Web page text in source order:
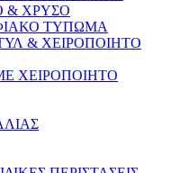
& ΧΡΥΣΟ
ΤΥΠΩΜΑ
& ΧΕΙΡΟΠΟΙΗΤΟ
ΧΕΙΡΟΠΟΙΗΤΟ